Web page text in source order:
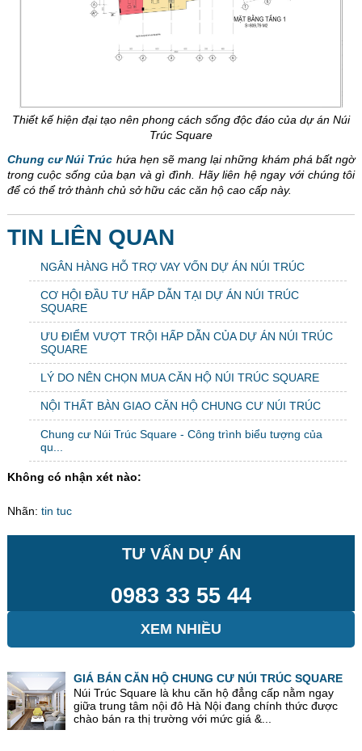
Thiết kế hiện đại tạo nên phong cách sống độc đáo của dự án Núi
Trúc Square
Chung cư Núi Trúc hứa hẹn sẽ mang lại những khám phá bất ngờ
trong cuộc sống của bạn và gì đình. Hãy liên hệ ngay với chúng tôi
để có thể trở thành chủ sở hữu các căn hộ cao cấp này.
TIN LIÊN QUAN
NGÂN HÀNG HỖ TRỢ VAY VỐN DỰ ÁN NÚI TRÚC
CƠ HỘI ĐẦU TƯ HẤP DẪN TẠI DỰ ÁN NÚI TRÚC
SQUARE
ƯU ĐIỂM VƯỢT TRỘI HẤP DẪN CỦA DỰ ÁN NÚI TRÚC
SQUARE
LÝ DO NÊN CHỌN MUA CĂN HỘ NÚI TRÚC SQUARE
NỘI THẤT BÀN GIAO CĂN HỘ CHUNG CƯ NÚI TRÚC
Chung cư Núi Trúc Square - Công trình biểu tượng của
qu...
Không có nhận xét nào:
Nhãn: tin tuc
TƯ VẤN DỰ ÁN
0983 33 55 44
XEM NHIỀU
GIÁ BÁN CĂN HỘ CHUNG CƯ NÚI TRÚC SQUARE
Núi Trúc Square là khu căn hộ đẳng cấp nằm ngay
giữa trung tâm nội đô Hà Nội đang chính thức được
chào bán ra thị trường với mức giá &...